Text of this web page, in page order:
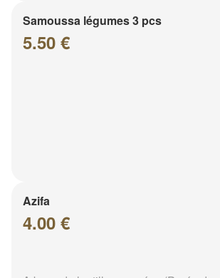
Samoussa légumes 3 pcs
5.50 €
Azifa
4.00 €